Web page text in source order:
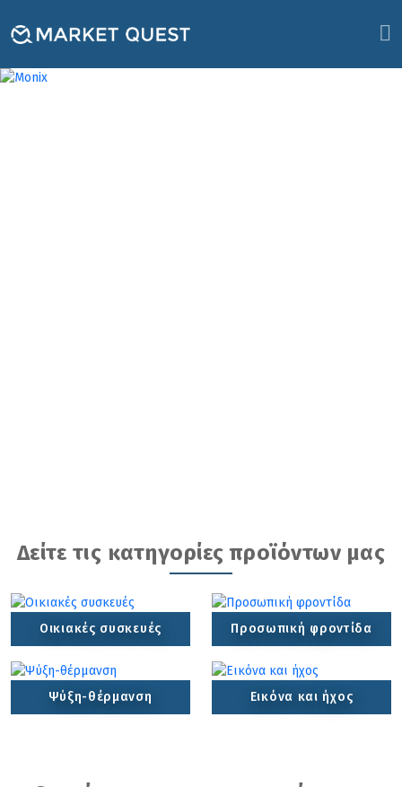
Δείτε τις κατηγορίες προϊόντων μας
Οικιακές συσκευές Προσωπική φροντίδα
Ψύξη-θέρμανση Εικόνα και ήχος